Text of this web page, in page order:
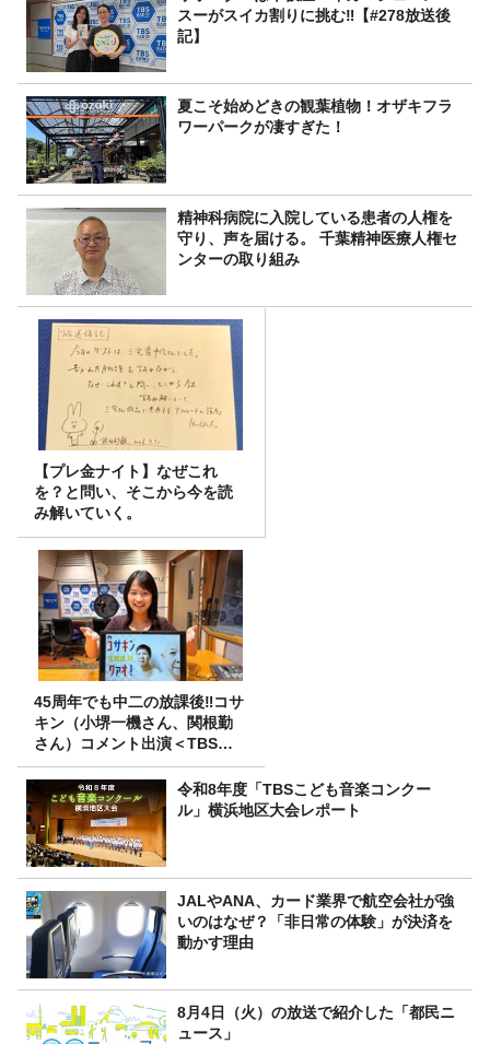
スーがスイカ割りに挑む‼【#278放送後
記】
夏こそ始めどきの観葉植物！オザキフラ
ワーパークが凄すぎた！
精神科病院に入院している患者の人権を
守り、声を届ける。 千葉精神医療人権セ
ンターの取り組み
【プレ金ナイト】なぜこれ
を？と問い、そこから今を読
み解いていく。
45周年でも中二の放課後‼コサ
キン（小堺一機さん、関根勤
さん）コメント出演＜TBSラ
ジオ番組審議会からのご報告
＞
令和8年度「TBSこども音楽コンクー
ル」横浜地区大会レポート
JALやANA、カード業界で航空会社が強
いのはなぜ？「非日常の体験」が決済を
動かす理由
8月4日（火）の放送で紹介した「都民ニ
ュース」